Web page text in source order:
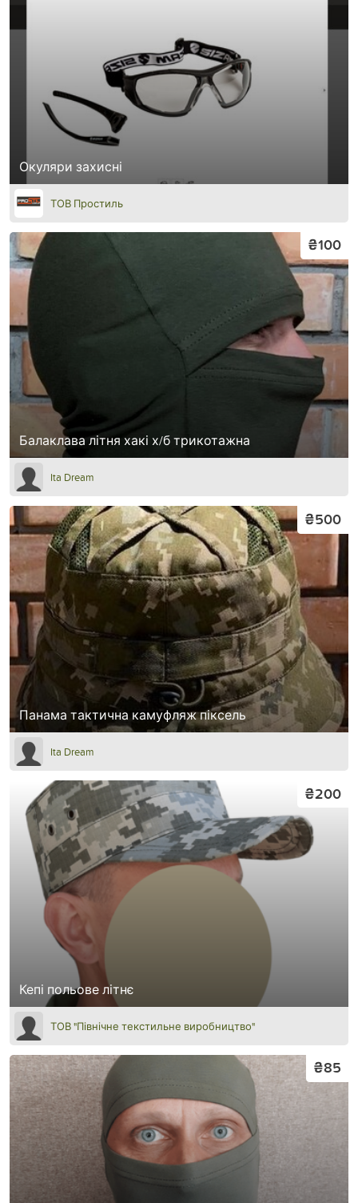
Окуляри захисні
ТОВ Простиль
Балаклава літня хакі х/б трикотажна
₴100
Ita Dream
Панама тактична камуфляж піксель
₴500
Ita Dream
Кепі польове літнє
₴200
ТОВ "Північне текстильне виробництво"
₴85